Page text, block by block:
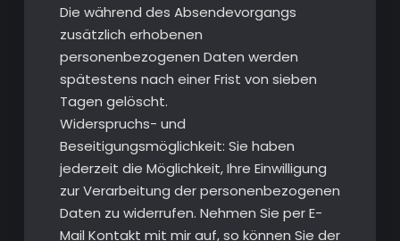
Die während des Absendevorgangs
zusätzlich erhobenen
personenbezogenen Daten werden
spätestens nach einer Frist von sieben
Tagen gelöscht.
Widerspruchs- und
Beseitigungsmöglichkeit: Sie haben
jederzeit die Möglichkeit, Ihre Einwilligung
zur Verarbeitung der personenbezogenen
Daten zu widerrufen. Nehmen Sie per E-
Mail Kontakt mit mir auf, so können Sie der